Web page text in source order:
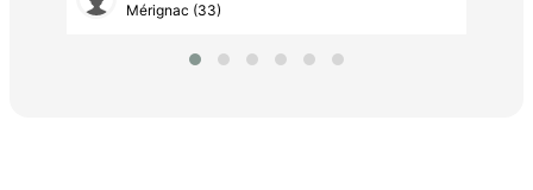
Mérignac (33)